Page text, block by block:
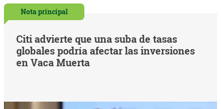
Nota principal
Citi advierte que una suba de tasas
globales podría afectar las inversiones
en Vaca Muerta